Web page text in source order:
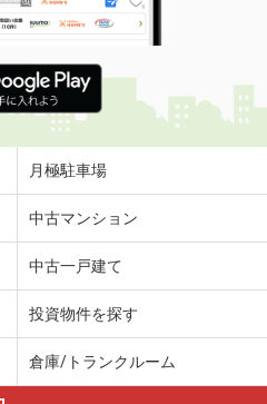
月極駐車場
中古マンション
中古一戸建て
投資物件を探す
倉庫/トランクルーム